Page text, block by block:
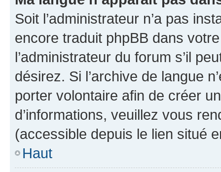
Soit l’administrateur n’a pas
encore traduit phpBB dans
l’administrateur du forum s’il
désirez. Si l’archive de langue
porter volontaire afin de créer
d’informations, veuillez vous
(accessible depuis le lien situé
Haut